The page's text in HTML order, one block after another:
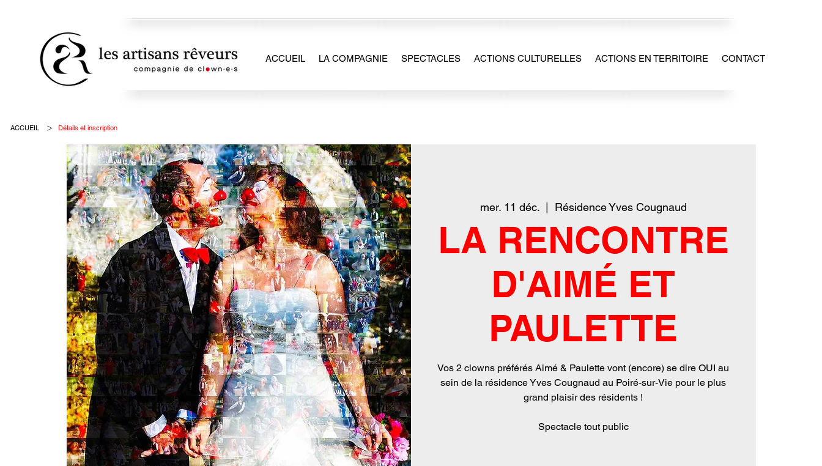
ACCUEIL LA COMPAGNIE SPECTACLES ACTIONS CULTURELLES ACTIONS EN TERRITOIRE CONTACT
ACCUEIL > Détails et inscription
mer. 11 déc.
  |
Résidence Yves Cougnaud
LA RENCONTRE
D'AIMÉ ET
PAULETTE
Vos 2 clowns préférés Aimé & Paulette vont (encore) se dire OUI au
sein de la résidence Yves Cougnaud au Poiré-sur-Vie pour le plus
grand plaisir des résidents !
Spectacle tout public